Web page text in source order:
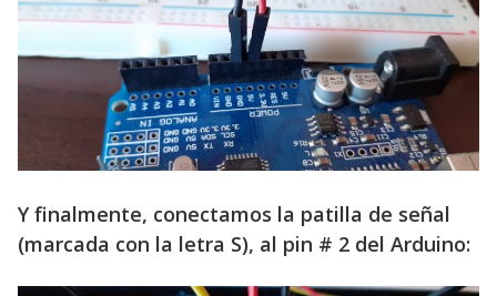
Y finalmente, conectamos la patilla de señal
(marcada con la letra S), al pin # 2 del Arduino: